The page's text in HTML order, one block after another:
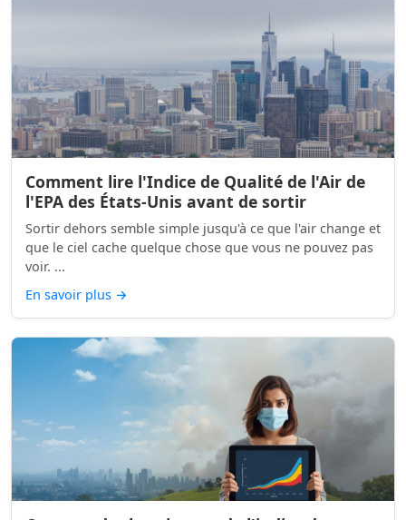
Comment lire l'Indice de Qualité de l'Air de
l'EPA des États-Unis avant de sortir
Sortir dehors semble simple jusqu'à ce que l'air change et
que le ciel cache quelque chose que vous ne pouvez pas
voir. ...
En savoir plus →